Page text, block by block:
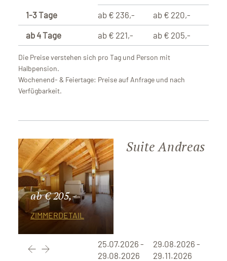
1-3 Tage
ab 4 Tage
ab € 236,-
ab € 221,-
ab € 220,-
ab € 205,-
Die Preise verstehen sich pro Tag und Person mit
Halbpension.
Wochenend- & Feiertage: Preise auf Anfrage und nach
Verfügbarkeit.
ab € 205,-
ZIMMERDETAIL
Suite Andreas
25.07.2026 -
29.08.2026
29.08.2026 -
29.11.2026